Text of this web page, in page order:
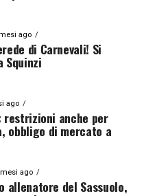
ago
di Carnevali! Si
Squinzi
ago
restrizioni anche per
obbligo di mercato a
ago
allenatore del Sassuolo,